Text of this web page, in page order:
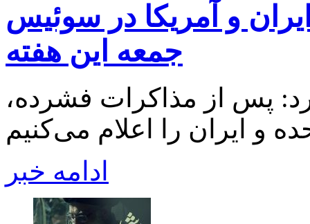
و آمریکا در سوئیس
جمعه این هفته
پس از مذاکرات فشرده،
ادامه خبر